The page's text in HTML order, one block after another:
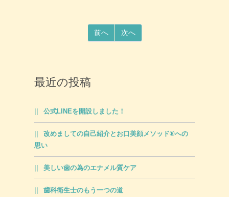
前へ 次へ
最近の投稿
公式LINEを開設しました！
改めましての自己紹介とお口美顔メソッド®への
思い
美しい歯の為のエナメル質ケア
歯科衛生士のもう一つの道